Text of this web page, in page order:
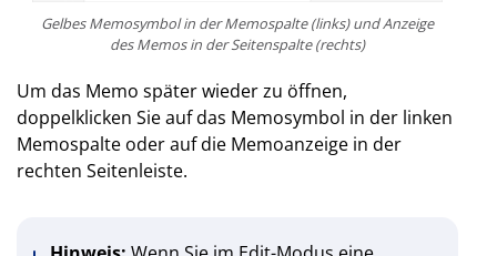
Gelbes Memosymbol in der Memospalte (links) und Anzeige
des Memos in der Seitenspalte (rechts)
Um das Memo später wieder zu öffnen,
doppelklicken Sie auf das Memosymbol in der linken
Memospalte oder auf die Memoanzeige in der
rechten Seitenleiste.